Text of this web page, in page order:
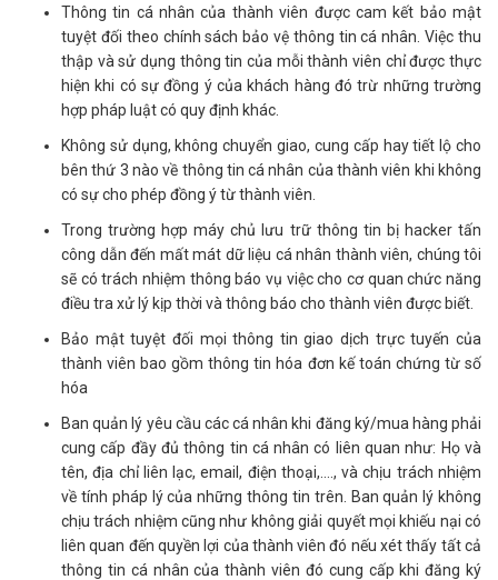
Thông tin cá nhân của thành viên được cam kết bảo mật
tuyệt đối theo chính sách bảo vệ thông tin cá nhân. Việc thu
thập và sử dụng thông tin của mỗi thành viên chỉ được thực
hiện khi có sự đồng ý của khách hàng đó trừ những trường
hợp pháp luật có quy định khác.
Không sử dụng, không chuyển giao, cung cấp hay tiết lộ cho
bên thứ 3 nào về thông tin cá nhân của thành viên khi không
có sự cho phép đồng ý từ thành viên.
Trong trường hợp máy chủ lưu trữ thông tin bị hacker tấn
công dẫn đến mất mát dữ liệu cá nhân thành viên, chúng tôi
sẽ có trách nhiệm thông báo vụ việc cho cơ quan chức năng
điều tra xử lý kịp thời và thông báo cho thành viên được biết.
Bảo mật tuyệt đối mọi thông tin giao dịch trực tuyến của
thành viên bao gồm thông tin hóa đơn kế toán chứng từ số
hóa
Ban quản lý yêu cầu các cá nhân khi đăng ký/mua hàng phải
cung cấp đầy đủ thông tin cá nhân có liên quan như: Họ và
tên, địa chỉ liên lạc, email, điện thoại,…., và chịu trách nhiệm
về tính pháp lý của những thông tin trên. Ban quản lý không
chịu trách nhiệm cũng như không giải quyết mọi khiếu nại có
liên quan đến quyền lợi của thành viên đó nếu xét thấy tất cả
thông tin cá nhân của thành viên đó cung cấp khi đăng ký